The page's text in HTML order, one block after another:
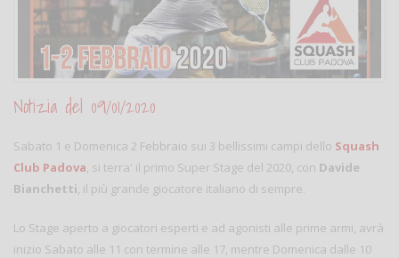
Notizia del 09/01/2020
Sabato 1 e Domenica 2 Febbraio sui 3 bellissimi campi dello Squash
Club Padova, si terra' il primo Super Stage del 2020, con Davide
Bianchetti, il più grande giocatore italiano di sempre.
Lo Stage aperto a giocatori esperti e ad agonisti alle prime armi, avrà
inizio Sabato alle 11 con termine alle 17, mentre Domenica dalle 10